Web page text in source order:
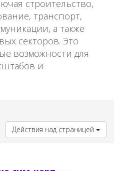
строительство,
транспорт,
а также
секторов. Это
возможности для
и
Действия над страницей